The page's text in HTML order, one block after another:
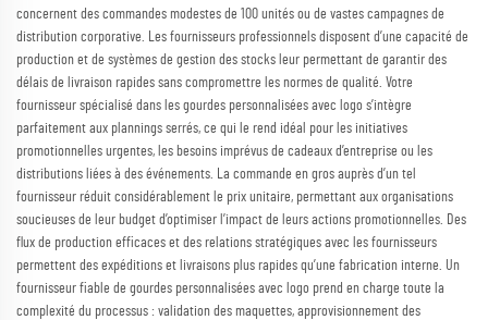
concernent des commandes modestes de 100 unités ou de vastes campagnes de
distribution corporative. Les fournisseurs professionnels disposent d’une capacité de
production et de systèmes de gestion des stocks leur permettant de garantir des
délais de livraison rapides sans compromettre les normes de qualité. Votre
fournisseur spécialisé dans les gourdes personnalisées avec logo s’intègre
parfaitement aux plannings serrés, ce qui le rend idéal pour les initiatives
promotionnelles urgentes, les besoins imprévus de cadeaux d’entreprise ou les
distributions liées à des événements. La commande en gros auprès d’un tel
fournisseur réduit considérablement le prix unitaire, permettant aux organisations
soucieuses de leur budget d’optimiser l’impact de leurs actions promotionnelles. Des
flux de production efficaces et des relations stratégiques avec les fournisseurs
permettent des expéditions et livraisons plus rapides qu’une fabrication interne. Un
fournisseur fiable de gourdes personnalisées avec logo prend en charge toute la
complexité du processus : validation des maquettes, approvisionnement des